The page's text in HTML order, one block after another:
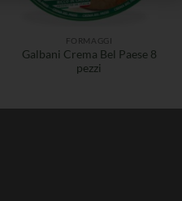
FORMAGGI
Galbani Crema Bel Paese 8
pezzi